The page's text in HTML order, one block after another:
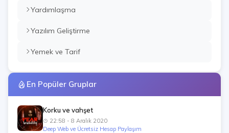
Yardımlaşma
Yazılım Geliştirme
Yemek ve Tarif
En Popüler Gruplar
Korku ve vahşet
22:58 - 8 Aralık 2020
Deep Web ve Ücretsiz Hesap Paylaşım